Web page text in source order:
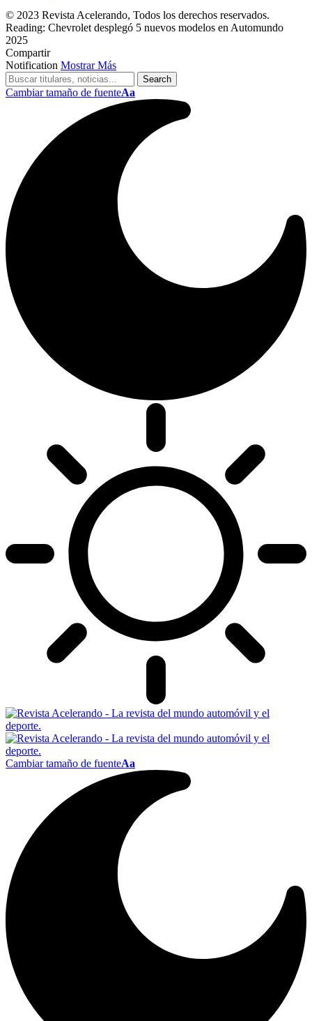
© 2023 Revista Acelerando, Todos los derechos reservados.
Reading: Chevrolet desplegó 5 nuevos modelos en Automundo
2025
Compartir
Notification Mostrar Más
Cambiar tamaño de fuenteAa
Cambiar tamaño de fuenteAa